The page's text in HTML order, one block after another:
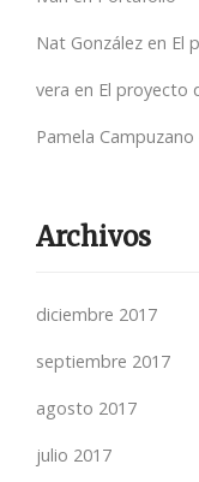
Nat González en El
vera en El proyecto
Pamela Campuzano
Archivos
diciembre 2017
septiembre 2017
agosto 2017
julio 2017